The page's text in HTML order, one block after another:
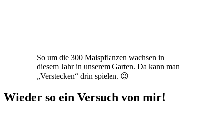
So um die 300 Maispflanzen wachsen in
diesem Jahr in unserem Garten. Da kann man
„Verstecken“ drin spielen. 😉
Wieder so ein Versuch von mir!